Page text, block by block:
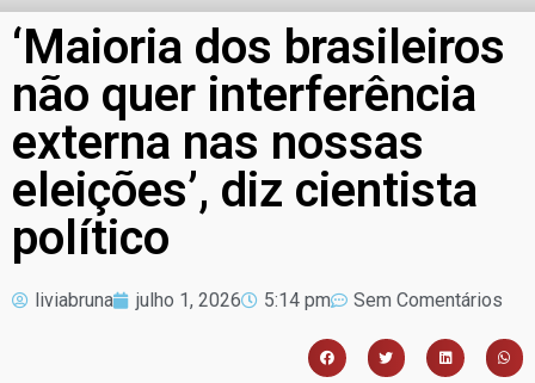
‘Maioria dos brasileiros
não quer interferência
externa nas nossas
eleições’, diz cientista
político
liviabruna julho 1, 2026 5:14 pm Sem Comentários